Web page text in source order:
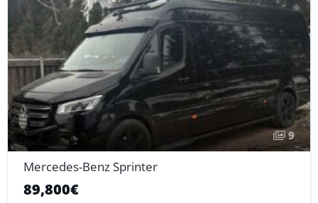
9
Mercedes-Benz Sprinter
89,800€